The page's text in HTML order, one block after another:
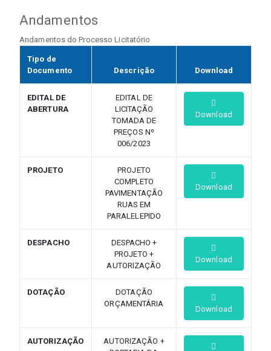
Andamentos
Andamentos do Processo Licitatório
Tipo de
Documento
Descrição Download
EDITAL DE
ABERTURA
EDITAL DE
LICITAÇÃO
TOMADA DE
PREÇOS Nº
006/2023
Download
PROJETO
PROJETO
COMPLETO
PAVIMENTAÇÃO
RUAS EM
PARALELEPIDO
Download
DESPACHO
DESPACHO +
PROJETO +
AUTORIZAÇÃO
Download
DOTAÇÃO
DOTAÇÃO
ORÇAMENTÁRIA
Download
AUTORIZAÇÃO
AUTORIZAÇÃO +